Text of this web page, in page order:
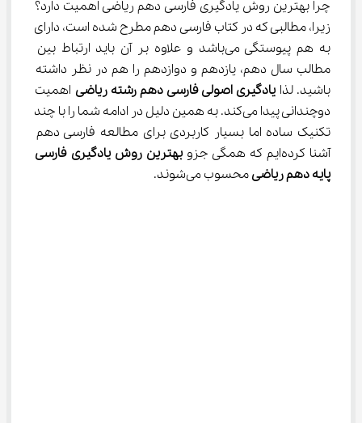
چرا بهترین روش یادگیری فارسی دهم ریاضی اهمیت دارد؟
زیرا، مطالبی که در کتاب فارسی دهم مطرح شده است، دارای
به هم پیوستگی می‌باشد و علاوه بر آن باید ارتباط بین
مطالب سال دهم، یازدهم و دوازدهم را هم در نظر داشته
باشید. لذا یادگیری اصولی فارسی دهم رشته ریاضی اهمیت
دوچندانی پیدا می‌کند. به همین دلیل در ادامه شما را با چند
تکنیک ساده اما بسیار کاربردی برای مطالعه فارسی دهم
آشنا کرده‌ایم که همگی جزو
بهترین روش یادگیری فارسی
پایه دهم ریاضی محسوب می‌شوند.